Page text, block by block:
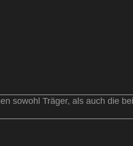
sowohl Träger, als auch die